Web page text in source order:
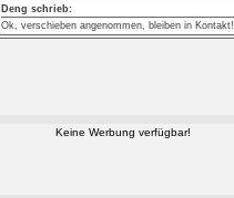
Deng schrieb:
Ok, verschieben angenommen, bleiben in Kontakt!
Keine Werbung verfügbar!